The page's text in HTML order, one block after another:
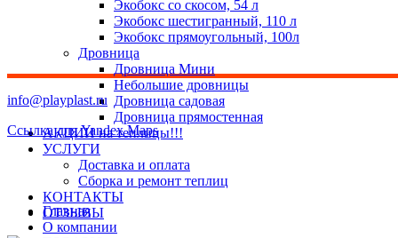
Экобокс со скосом, 54 л
Экобокс шестигранный, 110 л
Экобокс прямоугольный, 100л
Дровница
Дровница Мини
Небольшие дровницы
Дровница садовая
Дровница прямостенная
АКЦИИ на теплицы!!!
УСЛУГИ
Доставка и оплата
Сборка и ремонт теплиц
КОНТАКТЫ
ОТЗЫВЫ
info@playplast.ru
Ссылка для Yandex Maps
Главная
О компании